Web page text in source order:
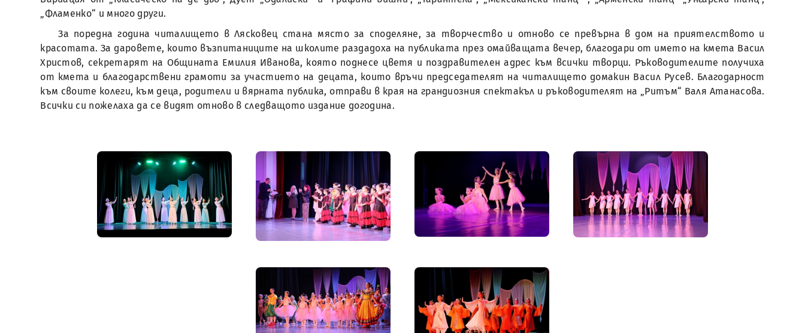
„Фламенко“ и много други.
За поредна година читалището в Лясковец стана място за споделяне, за творчество и отново се превърна в дом на приятелството и
красотата. За даровете, които възпитаниците на школите раздадоха на публиката през омайващата вечер, благодари от името на кмета Васил
Христов, секретарят на Общината Емилия Иванова, която поднесе цветя и поздравителен адрес към всички творци. Ръководителите получиха
от кмета и благодарствени грамоти за участието на децата, които връчи председателят на читалището домакин Васил Русев. Благодарност
към своите колеги, към деца, родители и вярната публика, отправи в края на грандиозния спектакъл и ръководителят на „Ритъм“ Валя Атанасова.
Всички си пожелаха да се видят отново в следващото издание догодина.